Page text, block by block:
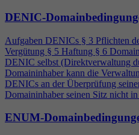
DENIC-
Aufgaben DENICs § 3 Pflichten
Vergütung § 5 Haftung § 6
DENIC selbst (Direktverwaltung
Domaininhaber kann die
DENICs an der Überprüfung
Domaininhaber seinen Sitz nicht
ENUM-